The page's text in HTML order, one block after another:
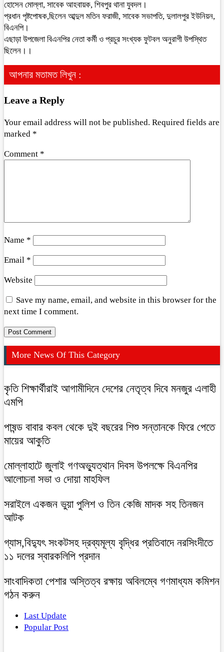
হোসেন মোল্লা, সাবেক আহবায়ক, শিবপুর থানা যুবদল।
প্রধান পৃষ্টপোষক,ছিলেন আব্দুল মতিন ফরাজী, সাবেক সভাপতি, দুলালপুর ইউনিয়ন,
বিএনপি।
এছাড়া উপজেলা বিএনপির নেতা কর্মী ও প্রচুর সংখ্যক ফুটবল অনুরাগী উপস্থিত
ছিলেন।।
আপনার মতামত লিখুন :
Leave a Reply
Your email address will not be published. Required fields are
marked *
Comment *
Name *
Email *
Website
Save my name, email, and website in this browser for the
next time I comment.
More News Of This Category
কৃতি শিক্ষার্থীরাই আগামীদিনে দেশের নেতৃত্ব দিবে মনজুর এলাহী
এমপি
পাষন্ড বাবার কবল থেকে দুই বছরের শিশু সন্তানকে ফিরে পেতে
মায়ের আকুতি
মোল্লাহাটে জুলাই গণঅভ্যুত্থান দিবস উপলক্ষে বিএনপির
আলোচনা সভা ও দোয়া মাহফিল
সরাইলে একজন ভুয়া পুলিশ ও তিন কেজি মাদক সহ তিনজন
আটক
গ্যাস,বিদ্যুৎ সংকটসহ দ্রব্যমূল্য বৃদ্ধির প্রতিবাদে নরসিংদীতে
১১ দলের স্বারকলিপি প্রদান
সাংবাদিকতা পেশার অস্তিত্ব রক্ষায় অবিলম্বে গণমাধ্যম কমিশন
গঠন করুন
Last Update
Popular Post